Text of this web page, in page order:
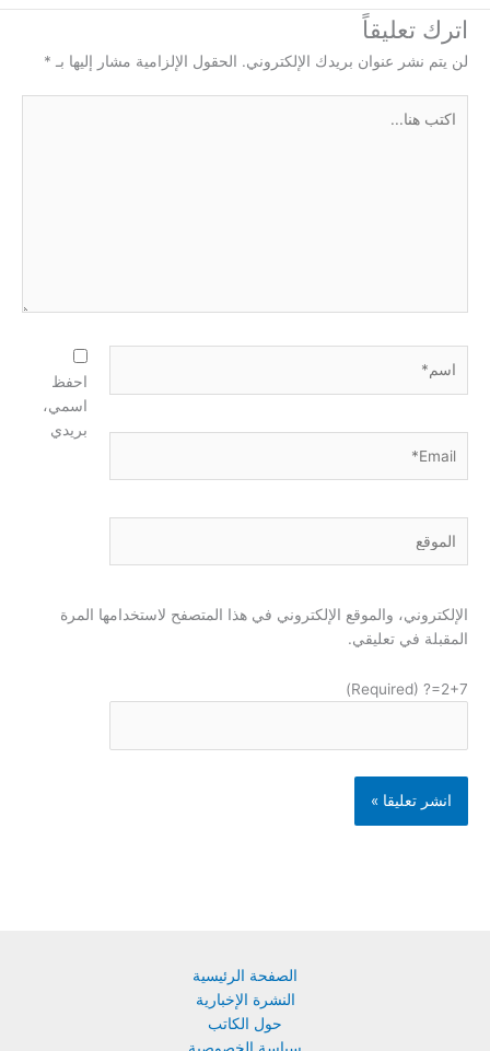
اترك تعليقاً
لن يتم نشر عنوان بريدك الإلكتروني. الحقول الإلزامية مشار إليها بـ *
هنا...
احفظ
اسمي،
بريدي
الإلكتروني، والموقع الإلكتروني في هذا المتصفح لاستخدامها المرة
المقبلة في تعليقي.
2+7=? (Required)
الصفحة الرئيسية
النشرة الإخبارية
حول الكاتب
سياسة الخصوصية